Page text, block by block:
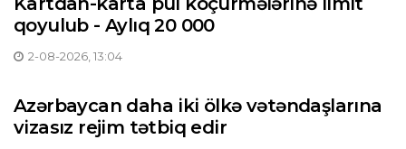
qoyulub - Aylıq 20 000
2-08-2026, 13:04
Azərbaycan daha iki ölkə vətəndaşlarına
vizasız rejim tətbiq edir